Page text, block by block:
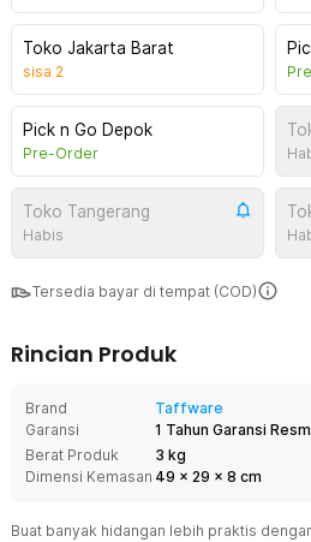
Toko Jakarta Barat
sisa 2
Pick n Go Depok
Pre-Order
Toko Tangerang
Habis
Tersedia bayar di tempat (COD)
Rincian Produk
Brand
Taffware
Garansi
1 Tahun Garansi
Berat Produk
3 kg
Dimensi Kemasan 49 x 29 x 8 cm
Buat banyak hidangan lebih praktis